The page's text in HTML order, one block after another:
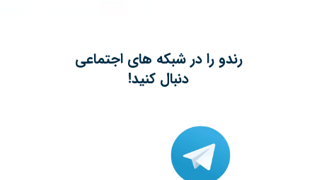
رندو را در شبکه های اجتماعی
دنبال کنید!